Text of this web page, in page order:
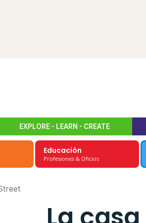
EXPLORE - LEARN - CREATE
Educación
Profesiones & Oficios